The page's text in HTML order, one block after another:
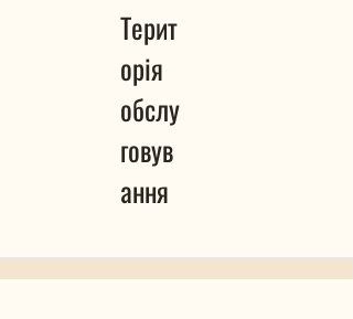
Терит
орія
обслу
говув
ання